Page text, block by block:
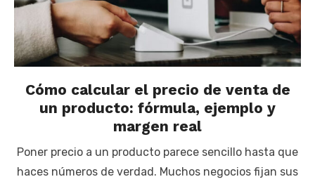
Cómo calcular el precio de venta de
un producto: fórmula, ejemplo y
margen real
Poner precio a un producto parece sencillo hasta que
haces números de verdad. Muchos negocios fijan sus